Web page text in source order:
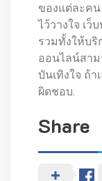
ของแต่ละค
ไว้วางใจ เ
รวมทั้งให้บริ
ออนไลน์สา
บันเทิงใจ ถ้
ผิดชอบ.
Share